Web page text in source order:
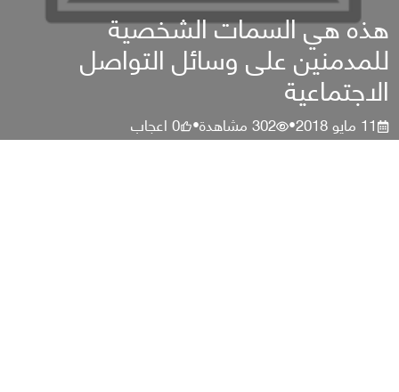
هذه هي السمات الشخصية
للمدمنين على وسائل التواصل
الاجتماعية
11 مايو 2018 •
302مشاهدة•
0اعجاب